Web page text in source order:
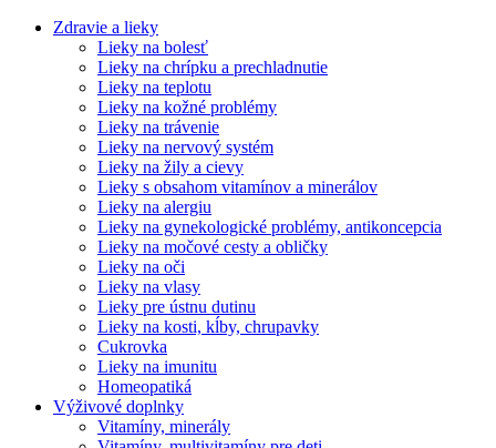
Zdravie a lieky
Lieky na bolesť
Lieky na chrípku a prechladnutie
Lieky na teplotu
Lieky na kožné problémy
Lieky na trávenie
Lieky na nervový systém
Lieky na žily a cievy
Lieky s obsahom vitamínov a minerálov
Lieky na alergiu
Lieky na gynekologické problémy, antikoncepcia
Lieky na močové cesty a obličky
Lieky na oči
Lieky na vlasy
Lieky pre ústnu dutinu
Lieky na kosti, kĺby, chrupavky
Cukrovka
Lieky na imunitu
Homeopatiká
Výživové doplnky
Vitamíny, minerály